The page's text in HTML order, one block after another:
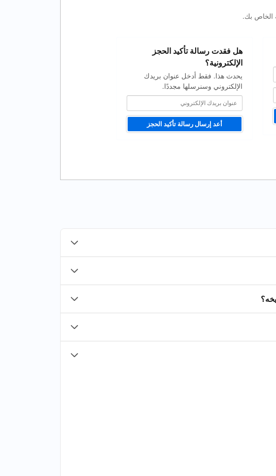
الخاص بك.
هل فقدت رسالة تأكيد الحجز
الإلكترونية؟
يحدث هذا. فقط أدخل عنوان بريدك
الإلكتروني وسنرسلها مجددًا.
بريدك
الإلكتروني
أعد إرسال رسالة تأكيد الحجز